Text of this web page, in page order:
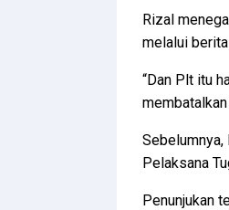
Rizal
melalui
“Dan Plt itu
Pelaksana
Penunjukan